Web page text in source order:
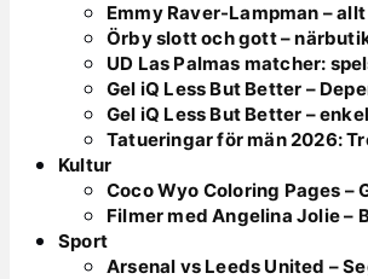
Emmy Raver-Lampman –
Örby slott och gott –
UD Las Palmas matcher:
Gel iQ Less But Better –
Gel iQ Less But Better –
Tatueringar för män 2026:
Kultur
Coco Wyo Coloring Pages
Filmer med Angelina Jolie
Sport
Arsenal vs Leeds United –